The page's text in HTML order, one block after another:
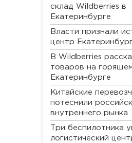
склад Wildberries в
Екатеринбурге
Власти признали
центр
В Wildberries
товаров на
Екатеринбурге
Китайские
потеснили
внутреннего рынка
Три беспилотника
логистический